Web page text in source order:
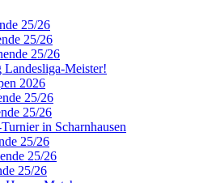
25/26
25/26
25/26
Meister!
2026
25/26
25/26
in Scharnhausen
25/26
25/26
25/26